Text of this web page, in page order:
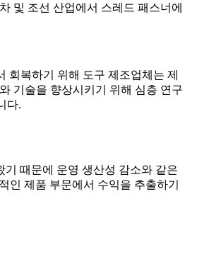
및 조선 산업에서 스레드 패스너에
회복하기 위해 도구 제조업체는 제
기술을 향상시키기 위해 심층 연구
다.
기 때문에 운영 생산성 감소와 같은
제품 부문에서 수익을 추출하기